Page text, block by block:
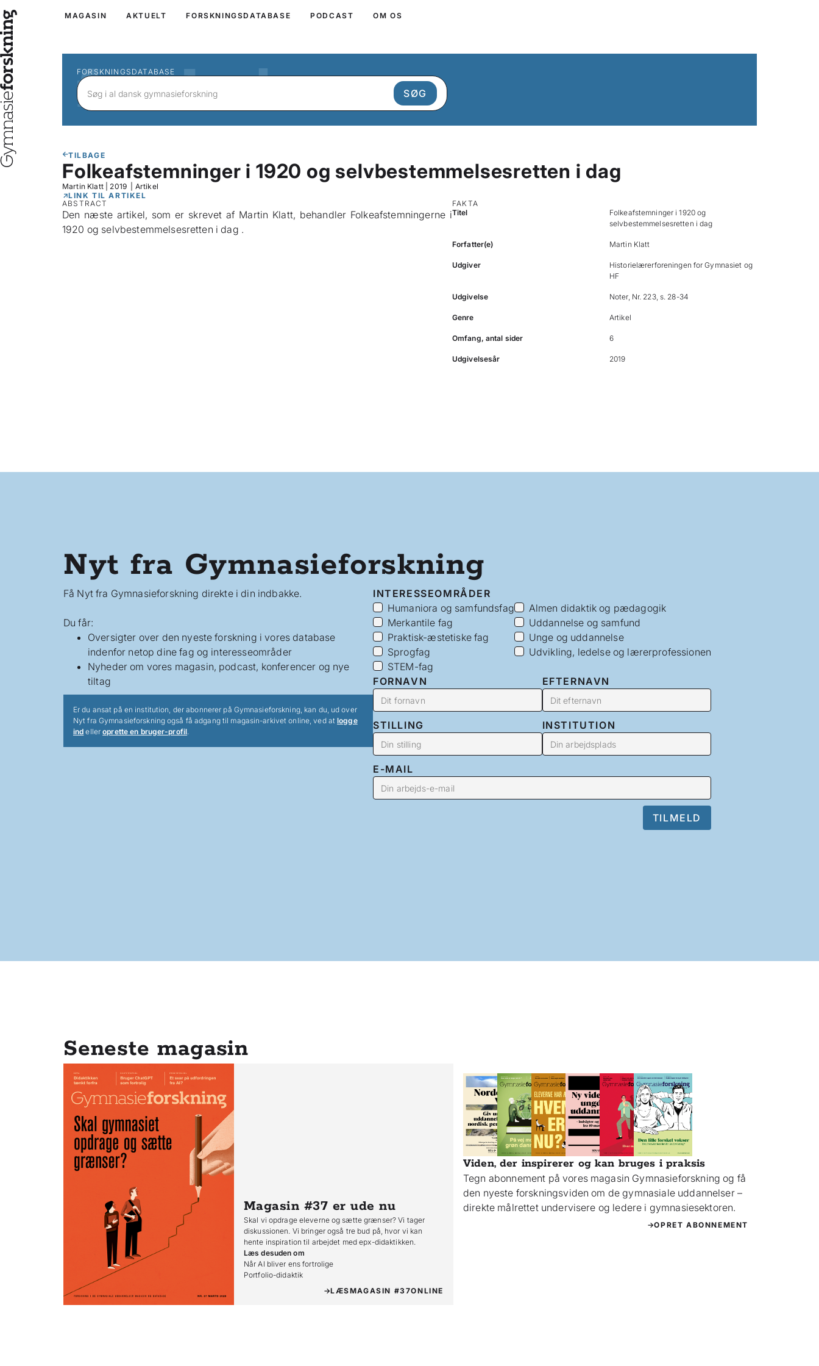
MAGASIN AKTUELT FORSKNINGSDATABASE PODCAST OM OS
FORSKNINGSDATABASE
TILBAGE
Folkeafstemninger i 1920 og selvbestemmelsesretten i dag
Martin Klatt| 2019
Artikel
LINK TIL ARTIKEL
ABSTRACT
Den næste artikel, som er skrevet af Martin Klatt, behandler Folkeafstemningerne i
1920 og selvbestemmelsesretten i dag .
FAKTA
Titel
Folkeafstemninger i 1920 og
selvbestemmelsesretten i dag
Forfatter(e) Martin Klatt
Udgiver
Historielærerforeningen for Gymnasiet og
HF
Udgivelse Noter, Nr. 223, s. 28-34
Genre Artikel
Omfang, antal sider 6
Udgivelsesår 2019
Nyt fra Gymnasieforskning
Få Nyt fra Gymnasieforskning direkte i din indbakke.
Du får:
Oversigter over den nyeste forskning i vores database
indenfor netop dine fag og interesseområder
Nyheder om vores magasin, podcast, konferencer og nye
tiltag
Er du ansat på en institution, der abonnerer på Gymnasieforskning, kan du, ud over
Nyt fra Gymnasieforskning også få adgang til magasin-arkivet online, ved atlogge
ind elleroprette en bruger-profil.
INTERESSEOMRÅDER
Humaniora og samfundsfag
Merkantile fag
Praktisk-æstetiske fag
Sprogfag
STEM-fag
Almen didaktik og pædagogik
Uddannelse og samfund
Unge og uddannelse
Udvikling, ledelse og lærerprofessionen
FORNAVN EFTERNAVN
STILLING INSTITUTION
E-MAIL
Seneste magasin
Magasin #37 er ude nu
Skal vi opdrage eleverne og sætte grænser? Vi tager
diskussionen. Vi bringer også tre bud på, hvor vi kan
hente inspiration til arbejdet med epx-didaktikken.
Læs desuden om
Når AI bliver ens fortrolige
Portfolio-didaktik
LÆSMAGASIN #37ONLINE
Viden, der inspirerer og kan bruges i praksis
Tegn abonnement på vores magasin Gymnasieforskning og få
den nyeste forskningsviden om de gymnasiale uddannelser –
direkte målrettet undervisere og ledere i gymnasiesektoren.
OPRET ABONNEMENT